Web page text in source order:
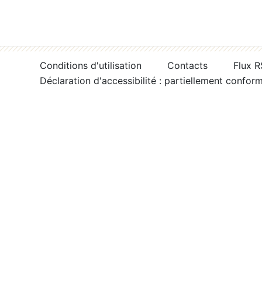
Conditions d'utilisation Contacts
Flux
Déclaration d'accessibilité : partiellement